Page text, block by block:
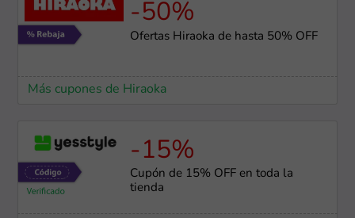
-50%
Ofertas Hiraoka de hasta 50% OFF
Más cupones de Hiraoka
-15%
Cupón de 15% OFF en toda la
tienda